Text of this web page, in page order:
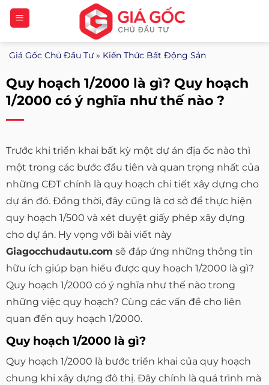
Bỏ
qua
nội
dung
Giá Gốc Chủ Đầu Tư» Kiến Thức Bất Động Sản
Quy hoạch 1/2000 là gì? Quy hoạch
1/2000 có ý nghĩa như thế nào ?
Trước khi triển khai bất kỳ một dự án địa ốc nào thì
một trong các bước đầu tiên và quan trọng nhất của
những CĐT chính là quy hoạch chi tiết xây dựng cho
dự án đó. Đồng thời, đây cũng là cơ sở để thực hiện
quy hoạch 1/500 và xét duyệt giấy phép xây dựng
cho dự án. Hy vọng với bài viết này
Giagocchudautu.com sẽ đáp ứng những thông tin
hữu ích giúp bạn hiểu được quy hoạch 1/2000 là gì?
Quy hoạch 1/2000 có ý nghĩa như thế nào trong
những việc quy hoạch? Cùng các vấn đề cho liên
quan đến quy hoạch 1/2000.
Quy hoạch 1/2000 là gì?
Quy hoạch 1/2000 là bước triển khai của quy hoạch
chung khi xây dựng đô thị. Đây chính là quá trình mà